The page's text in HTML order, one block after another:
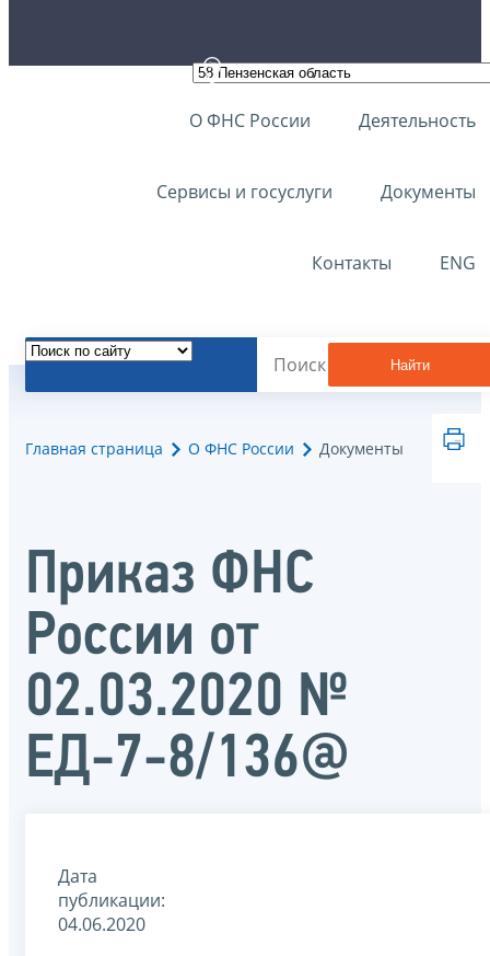
О ФНС России Деятельность
Сервисы и госуслуги Документы
Контакты ENG
Найти
Главная страница О ФНС России Документы
Приказ ФНС
России от
02.03.2020 №
ЕД-7-8/136@
Дата
публикации:
04.06.2020